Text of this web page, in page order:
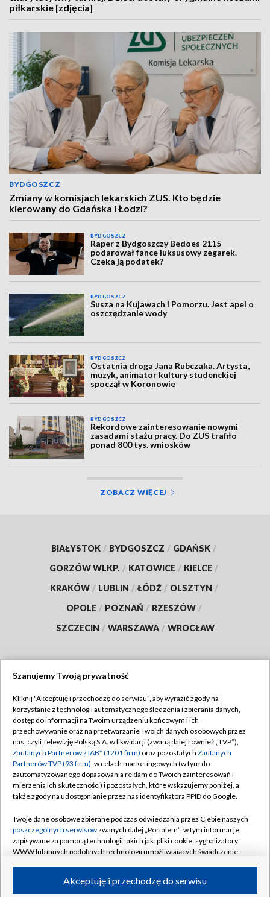
piłkarskie [zdjęcia]
BYDGOSZCZ
Zmiany w komisjach lekarskich ZUS. Kto będzie
kierowany do Gdańska i Łodzi?
BYDGOSZCZ
Raper z Bydgoszczy Bedoes 2115
podarował fance luksusowy zegarek.
Czeka ją podatek?
BYDGOSZCZ
Susza na Kujawach i Pomorzu. Jest apel o
oszczędzanie wody
BYDGOSZCZ
Ostatnia droga Jana Rubczaka. Artysta,
muzyk, animator kultury studenckiej
spoczął w Koronowie
BYDGOSZCZ
Rekordowe zainteresowanie nowymi
zasadami stażu pracy. Do ZUS trafiło
ponad 800 tys. wniosków
ZOBACZ WIĘCEJ
BIAŁYSTOK / BYDGOSZCZ / GDAŃSK /
GORZÓW WLKP. / KATOWICE / KIELCE /
KRAKÓW / LUBLIN / ŁÓDŹ / OLSZTYN /
OPOLE / POZNAŃ / RZESZÓW /
SZCZECIN / WARSZAWA / WROCŁAW
TVP
Abonament TVP
Emisja w TVP
Centrum informacji TVP
Naziemna Telewizja Cyfrowa
Rada Programowa
System NOS
Informacje o nadawcy
Program dla prasy
Regulamin TVP
Polityka prywatności
Moje zgody
Pomoc
Kontakt
Kanały
Szanujemy Twoją prywatność
Kliknij "Akceptuję i przechodzę do serwisu", aby wyrazić zgody na
korzystanie z technologii automatycznego śledzenia i zbierania danych,
dostęp do informacji na Twoim urządzeniu końcowym i ich
przechowywanie oraz na przetwarzanie Twoich danych osobowych przez
nas, czyli Telewizję Polską S.A. w likwidacji (zwaną dalej również „TVP”),
Zaufanych Partnerów z IAB* (1201 firm) oraz pozostałych Zaufanych
Partnerów TVP (93 firm), w celach marketingowych (w tym do
zautomatyzowanego dopasowania reklam do Twoich zainteresowań i
mierzenia ich skuteczności) i pozostałych, które wskazujemy poniżej, a
także zgody na udostępnianie przez nas identyfikatora PPID do Google.
Twoje dane osobowe zbierane podczas odwiedzania przez Ciebie naszych
poszczególnych serwisówzwanych dalej „Portalem”, w tym informacje
zapisywane za pomocą technologii takich jak: pliki cookie, sygnalizatory
WWW lub innych podobnych technologii umożliwiających świadczenie
ruchu w Internecie.Akceptuję i przechodzę do serwisu